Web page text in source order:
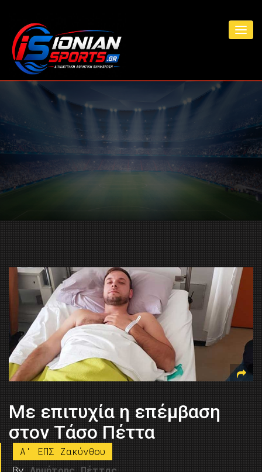
Με επιτυχία η επέμβαση
στον Τάσο Πέττα
A' ΕΠΣ Ζακύνθου